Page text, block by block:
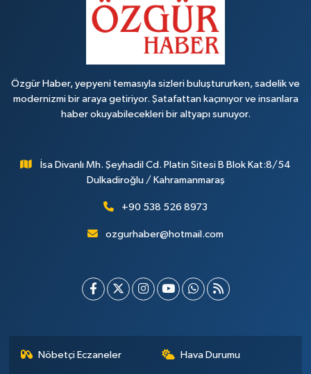
Özgür Haber, yepyeni temasıyla sizleri buluştururken, sadelik ve
modernizmi bir araya getiriyor. Şatafattan kaçınıyor ve insanlara
haber okuyabilecekleri bir altyapı sunuyor.
İsa Divanlı Mh. Şeyhadil Cd. Platin Sitesi B Blok Kat:8/54
Dulkadiroğlu / Kahramanmaraş
+90 538 526 8973
ozgurhaber@hotmail.com
Nöbetçi Eczaneler Hava Durumu